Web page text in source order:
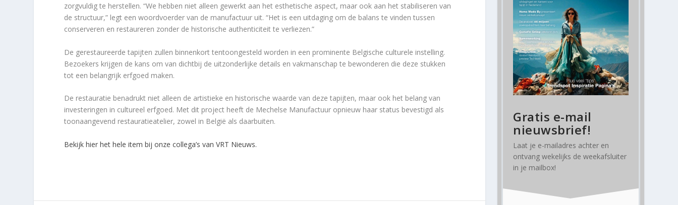
zorgvuldig te herstellen. “We hebben niet alleen gewerkt aan het esthetische aspect, maar ook aan het stabiliseren van
de structuur,” legt een woordvoerder van de manufactuur uit. “Het is een uitdaging om de balans te vinden tussen
conserveren en restaureren zonder de historische authenticiteit te verliezen.”
De gerestaureerde tapijten zullen binnenkort tentoongesteld worden in een prominente Belgische culturele instelling.
Bezoekers krijgen de kans om van dichtbij de uitzonderlijke details en vakmanschap te bewonderen die deze stukken
tot een belangrijk erfgoed maken.
De restauratie benadrukt niet alleen de artistieke en historische waarde van deze tapijten, maar ook het belang van
investeringen in cultureel erfgoed. Met dit project heeft de Mechelse Manufactuur opnieuw haar status bevestigd als
toonaangevend restauratieatelier, zowel in België als daarbuiten.
Bekijk hier het hele item bij onze collega’s van VRT Nieuws.
Gratis e-mail
nieuwsbrief!
Laat je e-mailadres achter en
ontvangwekelijks de weekafsluiter
in je mailbox!